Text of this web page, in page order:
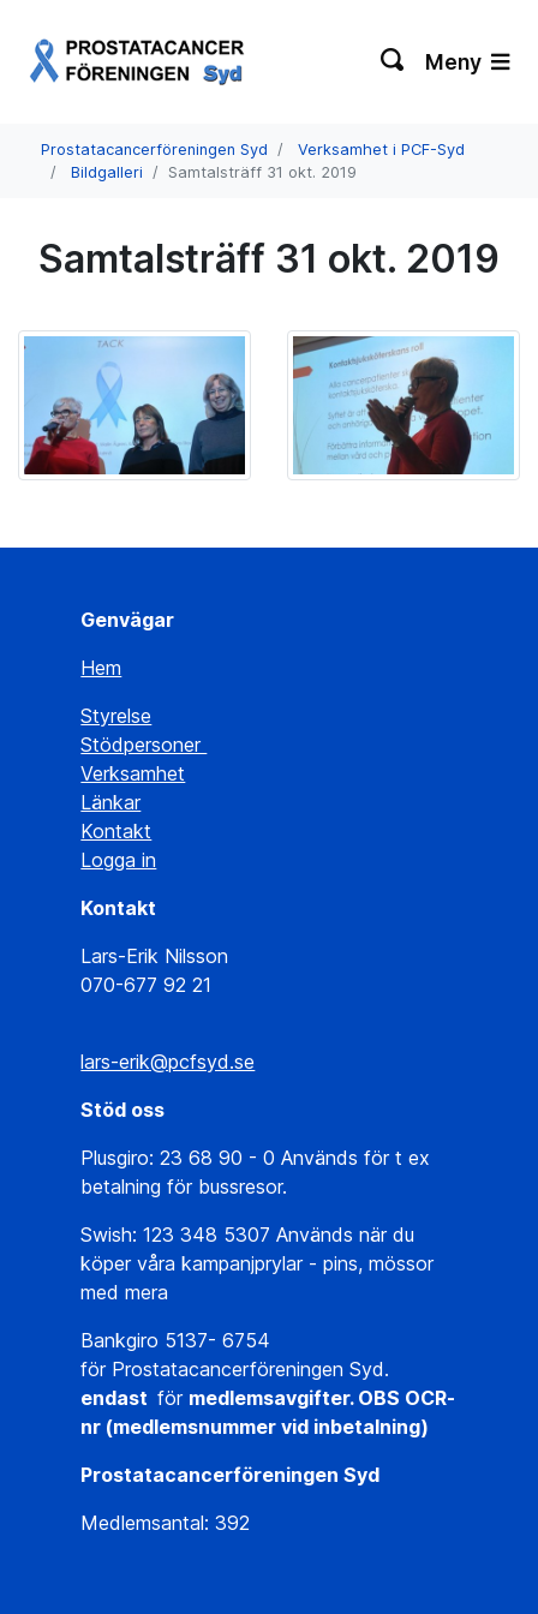
Meny
Prostatacancerföreningen Syd
Verksamhet i PCF-Syd
Bildgalleri
Samtalsträff 31 okt. 2019
Samtalsträff 31 okt. 2019
Genvägar
Hem
Styrelse
Stödpersoner
Verksamhet
Länkar
Kontakt
Logga in
Kontakt
Lars-Erik Nilsson
070-677 92 21
lars-erik@pcfsyd.se
Stöd oss
Plusgiro: 23 68 90 - 0 Används för t ex
betalning för bussresor.
Swish: 123 348 5307 Används när du
köper våra kampanjprylar - pins, mössor
med mera
Bankgiro 5137- 6754
för Prostatacancerföreningen Syd.
endastför medlemsavgifter. OBS OCR-
nr (medlemsnummer vid inbetalning)
Prostatacancerföreningen Syd
Medlemsantal: 392